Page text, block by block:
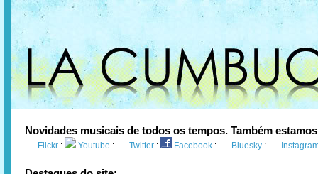
Novidades musicais de todos os tempos. Também
Flickr : Youtube : Twitter : Facebook : Bluesky :